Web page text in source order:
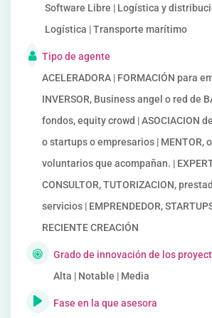
Software Libre | Logística y
Logística | Transporte marítimo
Tipo de agente
ACELERADORA | FORMACIÓN para
INVERSOR, Business angel o red de
fondos, equity crowd | ASOCIACION
o startups o empresarios | MENTOR,
voluntarios que acompañan. |
CONSULTOR, TUTORIZACION,
servicios | EMPRENDEDOR,
RECIENTE CREACIÓN
Grado de innovación de los
Alta | Notable | Media
Fase en la que asesora